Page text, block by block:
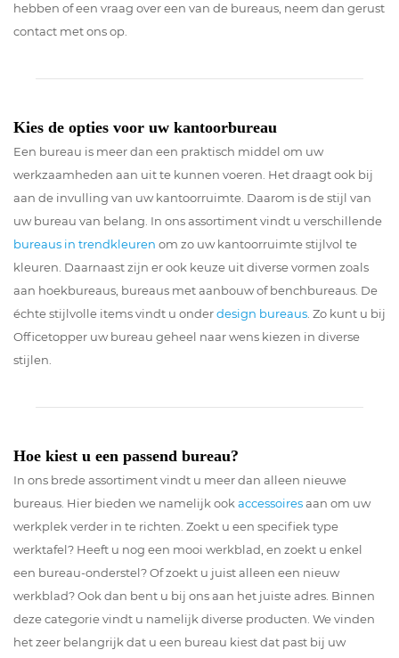
hebben of een vraag over een van de bureaus, neem dan gerust
contact met ons op.
Kies de opties voor uw kantoorbureau
Een bureau is meer dan een praktisch middel om uw
werkzaamheden aan uit te kunnen voeren. Het draagt ook bij
aan de invulling van uw kantoorruimte. Daarom is de stijl van
uw bureau van belang. In ons assortiment vindt u verschillende
bureaus in trendkleuren om zo uw kantoorruimte stijlvol te
kleuren. Daarnaast zijn er ook keuze uit diverse vormen zoals
aan hoekbureaus, bureaus met aanbouw of benchbureaus. De
échte stijlvolle items vindt u onderdesign bureaus. Zo kunt u bij
Officetopper uw bureau geheel naar wens kiezen in diverse
stijlen.
Hoe kiest u een passend bureau?
In ons brede assortiment vindt u meer dan alleen nieuwe
bureaus. Hier bieden we namelijk ookaccessoiresaan om uw
werkplek verder in te richten. Zoekt u een specifiek type
werktafel? Heeft u nog een mooi werkblad, en zoekt u enkel
een bureau-onderstel? Of zoekt u juist alleen een nieuw
werkblad? Ook dan bent u bij ons aan het juiste adres. Binnen
deze categorie vindt u namelijk diverse producten. We vinden
het zeer belangrijk dat u een bureau kiest dat past bij uw